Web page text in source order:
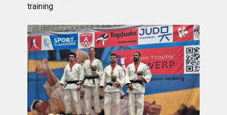
training